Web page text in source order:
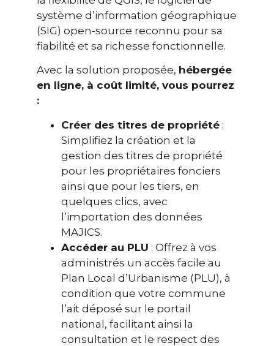
système d’information géographique
(SIG) open-source reconnu pour sa
fiabilité et sa richesse fonctionnelle.
Avec la solution proposée, hébergée
en ligne, à coût limité, vous pourrez
:
Créer des titres de propriété :
Simplifiez la création et la
gestion des titres de propriété
pour les propriétaires fonciers
ainsi que pour les tiers, en
quelques clics, avec
l’importation des données
MAJICS.
Accéder au PLU : Offrez à vos
administrés un accès facile au
Plan Local d’Urbanisme (PLU), à
condition que votre commune
l’ait déposé sur le portail
national, facilitant ainsi la
consultation et le respect des